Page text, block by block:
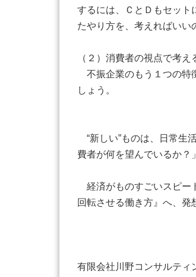
するには、ＣとＤもセット
たやり方を、考えればいい
（２）消費者の視点で考え
不振企業のもう１つの特
しょう。
“新しい”ものは、日常生
費者が何を望んでいるか？
経済がものすごいスピー
回転させる働き方』へ、発
有限会社川野コンサルテ